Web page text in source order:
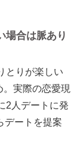
場合は脈あり
とりが楽しい
。実際の恋愛現
2人デートに発
デートを提案